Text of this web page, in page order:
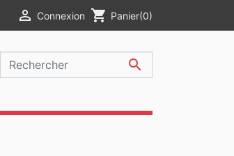
 Connexion shopping_cart Panier(0)
